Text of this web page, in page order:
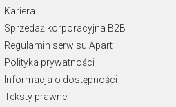
Kariera
Sprzedaż korporacyjna B2B
Regulamin serwisu Apart
Polityka prywatności
Informacja o dostępności
Teksty prawne